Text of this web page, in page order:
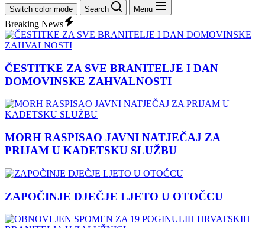
Switch color mode Search Menu
Breaking News
ČESTITKE ZA SVE BRANITELJE I DAN
DOMOVINSKE ZAHVALNOSTI
MORH RASPISAO JAVNI NATJEČAJ ZA
PRIJAM U KADETSKU SLUŽBU
ZAPOČINJE DJEČJE LJETO U OTOČCU